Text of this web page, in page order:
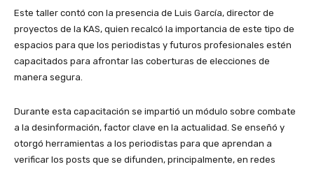
Este taller contó con la presencia de Luis García, director de
proyectos de la KAS, quien recalcó la importancia de este tipo de
espacios para que los periodistas y futuros profesionales estén
capacitados para afrontar las coberturas de elecciones de
manera segura.
Durante esta capacitación se impartió un módulo sobre combate
a la desinformación, factor clave en la actualidad. Se enseñó y
otorgó herramientas a los periodistas para que aprendan a
verificar los posts que se difunden, principalmente, en redes